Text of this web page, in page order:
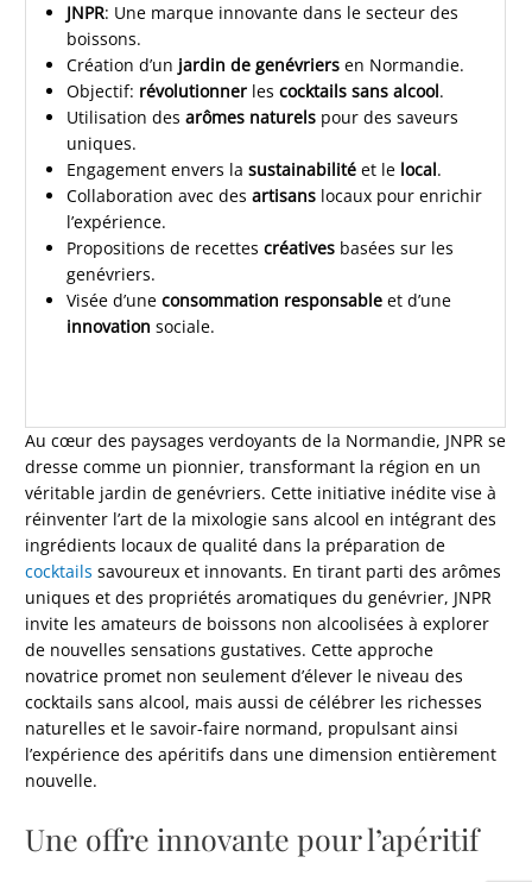
JNPR: Une marque innovante dans le secteur des
boissons.
Création d’un jardin de genévriersen Normandie.
Objectif: révolutionnerles cocktails sans alcool.
Utilisation des arômes naturelspour des saveurs
uniques.
Engagement envers la sustainabilitéet le local.
Collaboration avec des artisanslocaux pour enrichir
l’expérience.
Propositions de recettes créativesbasées sur les
genévriers.
Visée d’une consommation responsableet d’une
innovation sociale.
Au cœur des paysages verdoyants de la Normandie, JNPR se
dresse comme un pionnier, transformant la région en un
véritable jardin de genévriers. Cette initiative inédite vise à
réinventer l’art de la mixologie sans alcool en intégrant des
ingrédients locaux de qualité dans la préparation de
cocktails savoureux et innovants. En tirant parti des arômes
uniques et des propriétés aromatiques du genévrier, JNPR
invite les amateurs de boissons non alcoolisées à explorer
de nouvelles sensations gustatives. Cette approche
novatrice promet non seulement d’élever le niveau des
cocktails sans alcool, mais aussi de célébrer les richesses
naturelles et le savoir-faire normand, propulsant ainsi
l’expérience des apéritifs dans une dimension entièrement
nouvelle.
Une offre innovante pour l’apéritif